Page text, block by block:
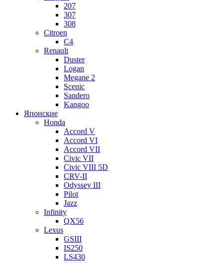
207
307
308
Citroen
C4
Renault
Duster
Logan
Megane 2
Scenic
Sandero
Kangoo
Японские
Honda
Accord V
Accord VI
Accord VII
Civic VII
Civic VIII 5D
CRV-II
Odyssey III
Pilot
Jazz
Infinity
QX56
Lexus
GSIII
IS250
LS430